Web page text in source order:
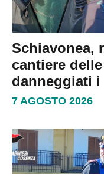
Schiavonea,
cantiere
danneggiati i
7 AGOSTO 2026